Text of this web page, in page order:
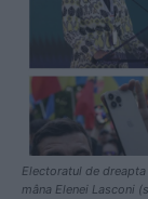
Electoratul de
mâna Elenei Lasconi